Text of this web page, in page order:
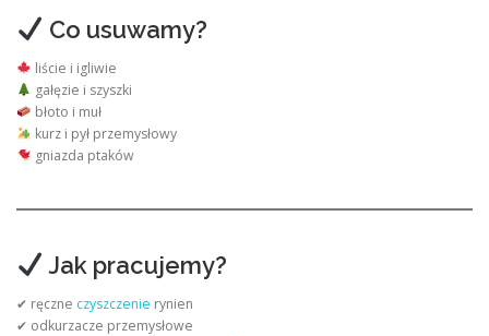
Co usuwamy?
liście i igliwie
gałęzie i szyszki
błoto i muł
kurz i pył przemysłowy
gniazda ptaków
Jak pracujemy?
✔ ręczne czyszczenie rynien
✔ odkurzacze przemysłowe